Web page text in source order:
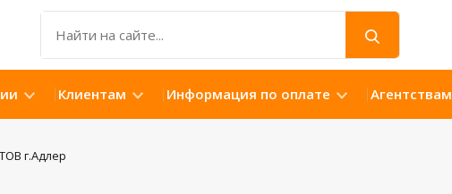
Клиентам Информация по оплате Агентствам
г.Адлер